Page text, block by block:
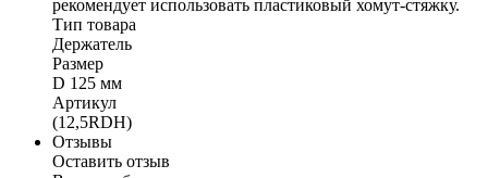
рекомендует использовать пластиковый хомут-стяжку.
Тип товара
Держатель
Размер
D 125 мм
Артикул
(12,5RDH)
Отзывы
Оставить отзыв